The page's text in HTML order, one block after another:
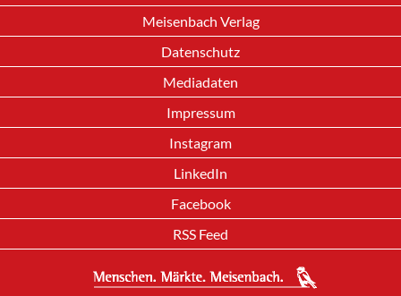
Meisenbach Verlag
Datenschutz
Mediadaten
Impressum
Instagram
LinkedIn
Facebook
RSS Feed